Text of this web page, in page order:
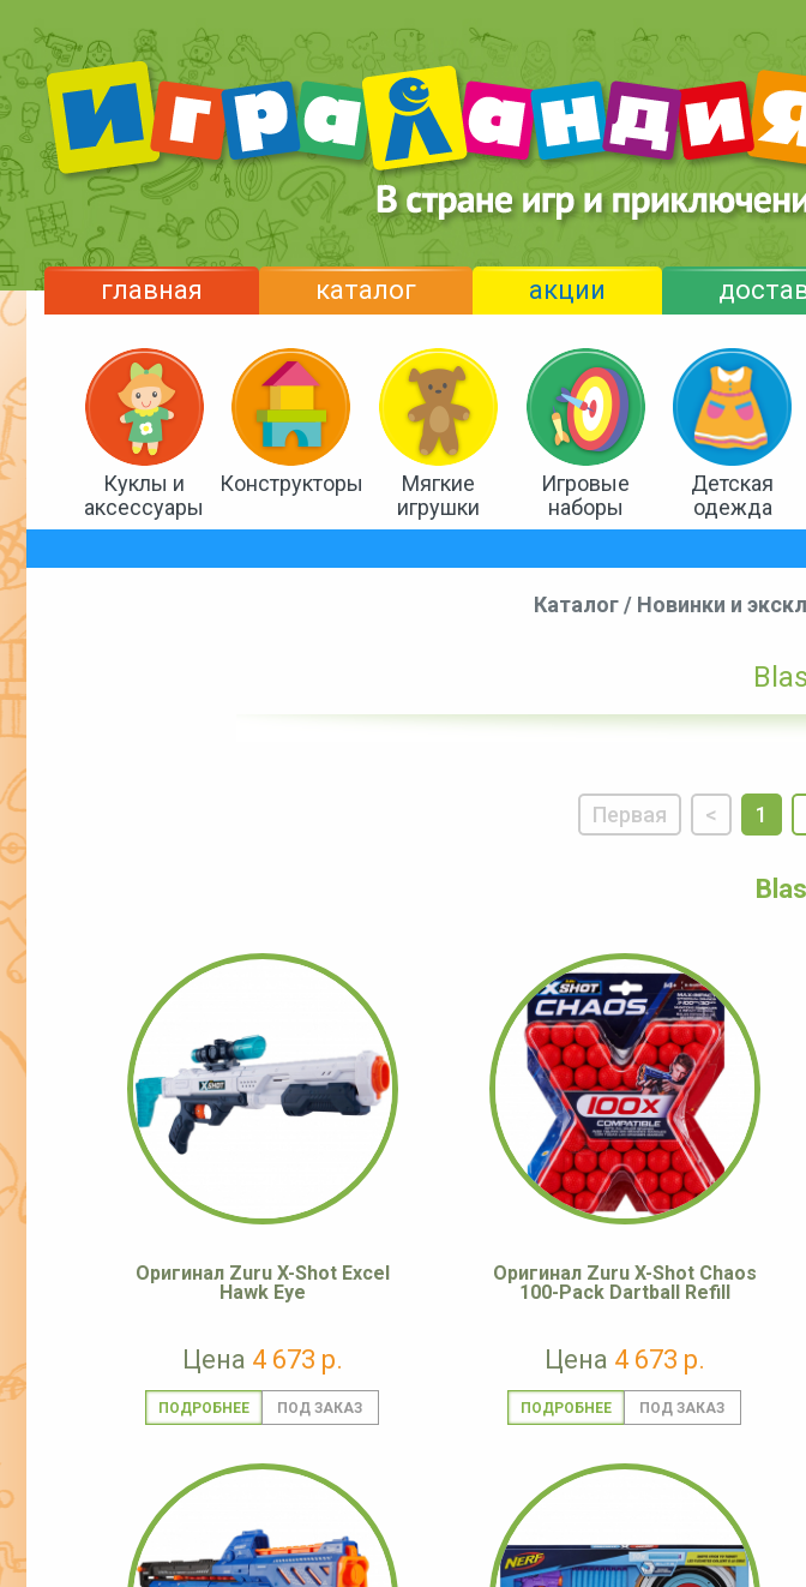
главная каталог акции
Куклы и
аксессуары
Конструкторы
Мягкие
игрушки
Игровые
наборы
Детская
одежда
Каталог/ Новинки и
Первая < 1
Оригинал Zuru X-Shot Excel
Hawk Eye
Цена 4 673 р.
ПОДРОБНЕЕ
Оригинал Zuru X-Shot Chaos
100-Pack Dartball Refill
Цена 4 673 р.
ПОДРОБНЕЕ